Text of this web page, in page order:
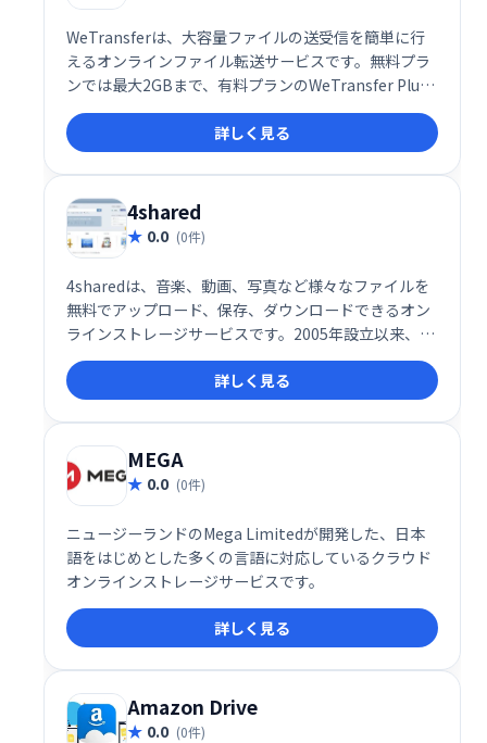
WeTransferは、大容量ファイルの送受信を簡単に行
えるオンラインファイル転送サービスです。無料プラ
ンでは最大2GBまで、有料プランのWeTransfer Plus
では最大20GBまで送受信可能です。登録不要で利用
できる無料プランも魅力です。直感的なインターフェ
ースで、手間をかけずにファイルを共有できます。
詳しく見る
4shared
0.0 (0件)
4sharedは、音楽、動画、写真など様々なファイルを
無料でアップロード、保存、ダウンロードできるオン
ラインストレージサービスです。2005年設立以来、世
界中で利用されており、高品質のホスティングと共有
機能を提供。直感的で使いやすいインターフェース
で、データへのアクセスを容易にします。
詳しく見る
MEGA
0.0 (0件)
ニュージーランドのMega Limitedが開発した、日本
語をはじめとした多くの言語に対応しているクラウド
オンラインストレージサービスです。
詳しく見る
Amazon Drive
0.0 (0件)